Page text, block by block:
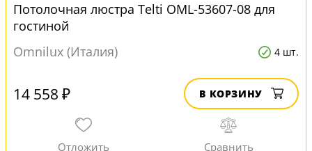
Потолочная люстра Telti OML-53607-08 для
гостиной
Omnilux (Италия)
4 шт.
14 558 ₽ В КОРЗИНУ